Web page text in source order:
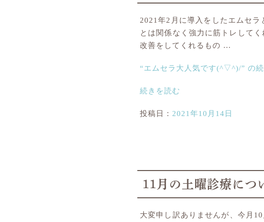
2021年2月に導入をしたエムセ
とは関係なく強力に筋トレして
改善をしてくれるもの …
“エムセラ大人気です(^▽^)/” の
続きを読む
投稿日： 2021年10月14日
11月の土曜診療につ
大変申し訳ありませんが、今月